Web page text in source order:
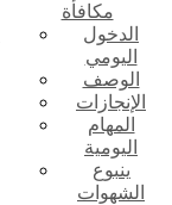
مكافأة
الدخول
اليومي
الوصف
الإنجازات
المهام
اليومية
ينبوع
الشهوات